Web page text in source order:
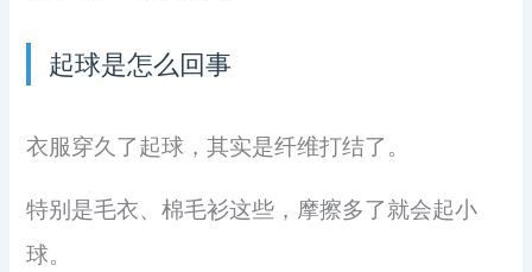
起球是怎么回事
衣服穿久了起球，其实是纤维打结了。
特别是毛衣、棉毛衫这些，摩擦多了就会起小
球。